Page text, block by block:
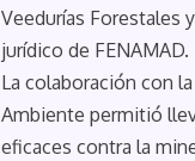
Veedurías Forestales
jurídico de FENAMAD.
La colaboración con
Ambiente permitió
eficaces contra la